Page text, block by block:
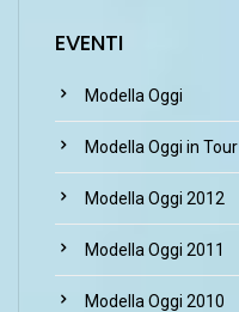
EVENTI
Modella Oggi
Modella Oggi in Tour
Modella Oggi 2012
Modella Oggi 2011
Modella Oggi 2010